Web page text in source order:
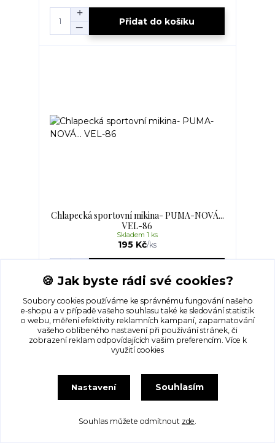
Přidat do košíku
Chlapecká sportovní mikina- PUMA-NOVÁ...
VEL-86
195 Kč/ks
Skladem 1 ks
🍪 Jak byste rádi své cookies?
Soubory cookies používáme ke správnému fungování našeho
e-shopu a v případě vašeho souhlasu také ke sledování statistik
o webu, měření efektivity reklamních kampaní, zapamatování
vašeho oblíbeného nastavení při používání stránek, či
zobrazení reklam odpovídajících vašim preferencím. Více k
využití cookies
Nastavení Souhlasím
Souhlas můžete odmítnout zde